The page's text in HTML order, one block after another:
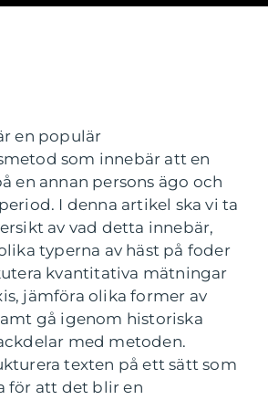
en populär
som innebär att en
en annan persons ägo och
I denna artikel ska vi ta
av vad detta innebär,
typerna av häst på foder
kvantitativa mätningar
jämföra olika former av
gå igenom historiska
med metoden.
texten på ett sätt som
för att det blir en